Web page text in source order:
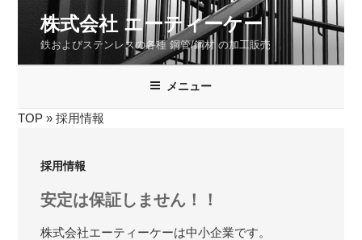
ン
ス
株式会社 エーティーケー
鉄およびステンレスの各種 鋼管/鋼材 の加工販売
メニュー
TOP » 採用情報
採用情報
安定は保証しません！！
株式会社エーティーケーは中小企業です。